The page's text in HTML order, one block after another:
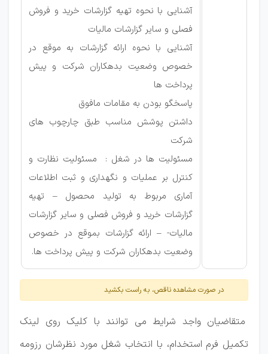
آشنایی با نحوه تهیه گزارشات خرید و فروش
فصلی و سایر گزارشات مالیات
آشنایی با نحوه ارائه گزارشات به موقع در
خصوص وضعیت بدهکاران شرکت و پیش
پرداخت ها
پاسخگو بودن به مقامات مافوق
داشتن پوشش مناسب طبق چارچوب های
شرکت
مسئولیت ها در شغل : مسئولیت نظارت و
کنترل بر عملیات و نگهداری و ثبت اطلاعات
آماری مربوط به تولید محصول – تهیه
گزارشات خرید و فروش فصلی و سایر گزارشات
مالیات- – ارائه گزارشات بموقع در خصوص
وضعیت بدهکاران شرکت و پیش پرداخت ها.
در صورت مشاهده ناقص، به راست بکشید
متقاضیان واجد شرایط می توانند با کلیک روی لینک
تکمیل فرم استخدام، با انتخاب شغل مورد نظرشان رزومه